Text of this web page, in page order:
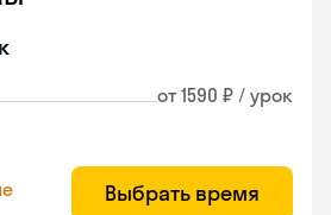
от 1590 ₽ / урок
Выбрать время